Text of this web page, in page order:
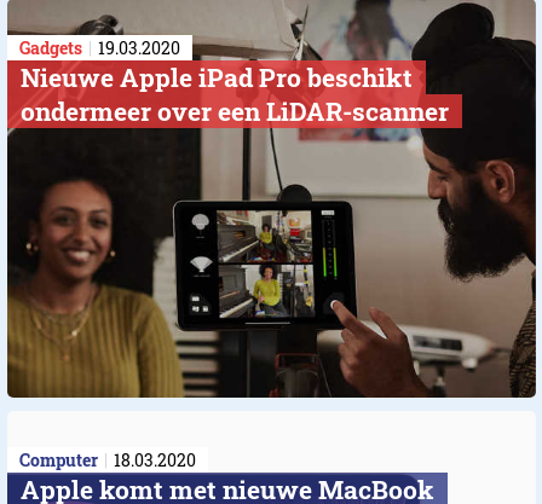
Gadgets 19.03.2020
Nieuwe Apple iPad Pro beschikt
ondermeer over een LiDAR-scanner
Computer 18.03.2020
​Apple komt met nieuwe MacBook